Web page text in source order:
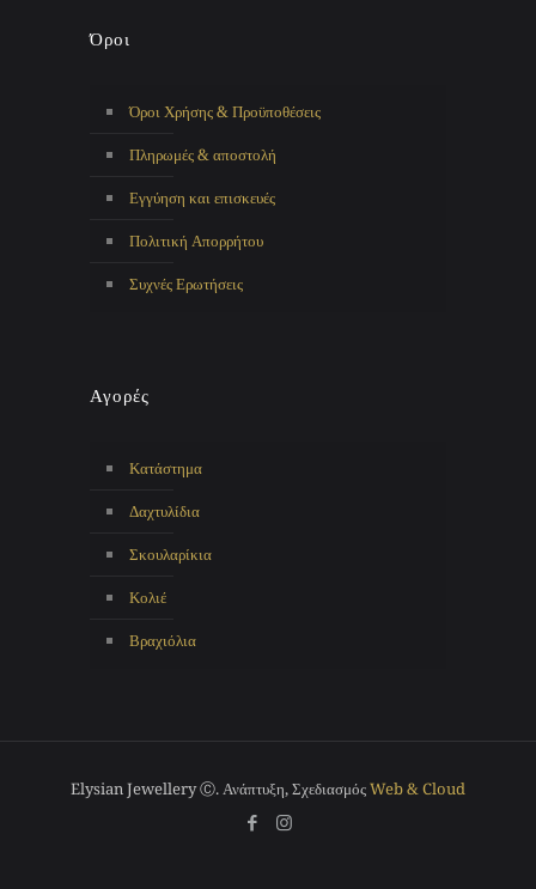
Όροι
Όροι Χρήσης & Προϋποθέσεις
Πληρωμές & αποστολή
Εγγύηση και επισκευές
Πολιτική Απορρήτου
Συχνές Ερωτήσεις
Αγορές
Κατάστημα
Δαχτυλίδια
Σκουλαρίκια
Κολιέ
Βραχιόλια
Elysian Jewellery Ⓒ. Ανάπτυξη, ΣχεδιασμόςWeb & Cloud